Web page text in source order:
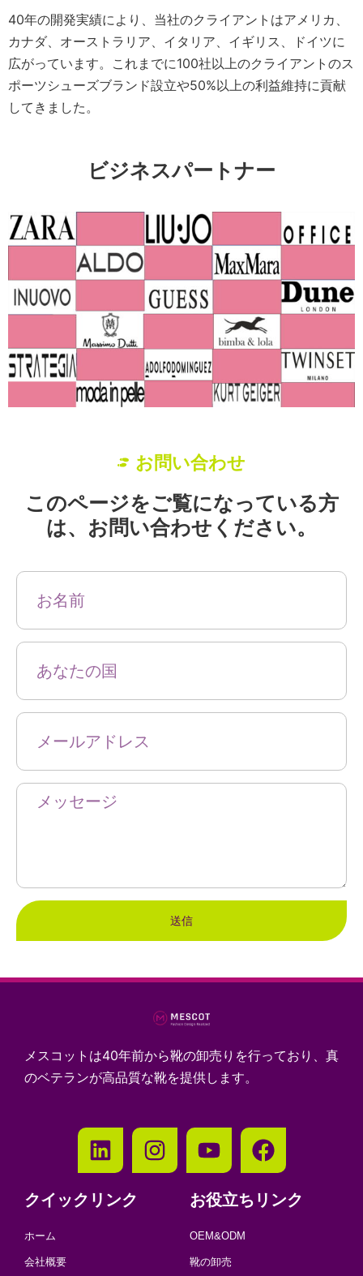
40年の開発実績により、当社のクライアントはアメリカ、
カナダ、オーストラリア、イタリア、イギリス、ドイツに
広がっています。これまでに100社以上のクライアントのス
ポーツシューズブランド設立や50%以上の利益維持に貢献
してきました。
ビジネスパートナー
お問い合わせ
このページをご覧になっている方
は、お問い合わせください。
送信
メスコットは40年前から靴の卸売りを行っており、真
のベテランが高品質な靴を提供します。
クイックリンク
ホーム
会社概要
お役立ちリンク
OEM&ODM
靴の卸売